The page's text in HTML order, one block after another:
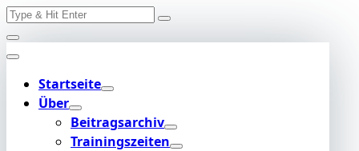
Skip
to
content
Search
Startseite
Über
Beitragsarchiv
Trainingszeiten